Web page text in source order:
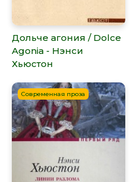
Дольче агония / Dolce
Agonia - Нэнси
Хьюстон
Современная проза